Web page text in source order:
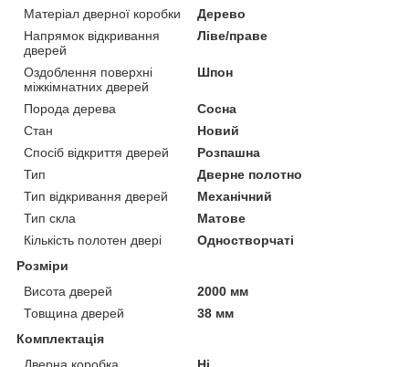
Матеріал дверної коробки
Дерево
Напрямок відкривання
дверей
Ліве/праве
Оздоблення поверхні
міжкімнатних дверей
Шпон
Порода дерева
Сосна
Стан
Новий
Спосіб відкриття дверей
Розпашна
Тип
Дверне полотно
Тип відкривання дверей
Механічний
Тип скла
Матове
Кількість полотен двері
Одностворчаті
Розміри
Висота дверей
2000 мм
Товщина дверей
38 мм
Комплектація
Дверна коробка
Ні